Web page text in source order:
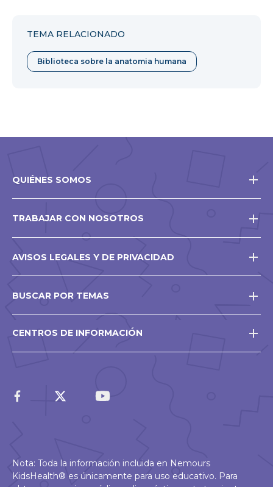
TEMA RELACIONADO
Biblioteca sobre la anatomia humana
QUIÉNES SOMOS
TRABAJAR CON NOSOTROS
AVISOS LEGALES Y DE PRIVACIDAD
BUSCAR POR TEMAS
CENTROS DE INFORMACIÓN
Nota: Toda la información incluida en Nemours
KidsHealth® es únicamente para uso educativo. Para